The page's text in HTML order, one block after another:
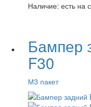
Наличие: есть на
Бампер
F30
М3 пакет